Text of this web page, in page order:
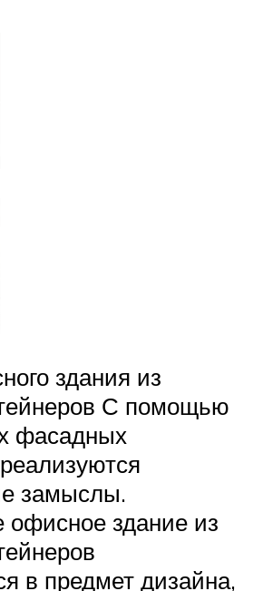
здания из
С помощью
фасадных
замыслы.
офисное здание из
в предмет дизайна,